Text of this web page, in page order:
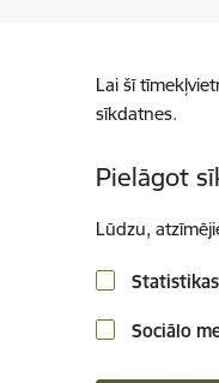
Lai šī
sīkdatnes.
Pielāgot
Lūdzu,
Sociālo